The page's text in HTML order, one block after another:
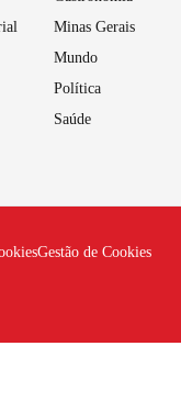
Minas Gerais
Mundo
Política
Saúde
Gestão de Cookies